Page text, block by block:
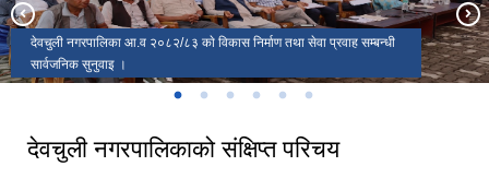
देवचुली नगरपालिका आ‍.व २०८२/८३ काे विकास निर्माण तथा सेवा प्रवाह सम्बन्धी
सार्वजनिक सुनुवाइ ।
देवचुली नगरपालिका प्रवेश द्वार ( दलदले हुँदै पाेखरा सम्म जाेड्ने सडक खण्ड)
देवचुली नगरपालिकाकाे नगरसभाकाे स्रेहाै अधिवेशन (नीति, कार्यक्रम तथा बजेट
अधिवेशन)
दुर्लभ एक सिङ्गे गैडा देवचुली नगरपाालिकाकाे नारायणी नदि किनारमा पानी पिउदै
पैदल यात्री पर्यटकहरूकाे लागि बदल माथीकाे नगर नवलपुरकाे एकमात्र अति मनराेहम
दुश्य हेर्न देवचुली चुचुराे १९३८ मिटर
२०८२ असार ९ गते नगरसभाकाे स्रेहाै अधिवेशनमा बजेट, नीति तथा कार्यक्रमा पेश
गरिएकाे
देवचुली नगरपालिकाको संक्षिप्त परिचय